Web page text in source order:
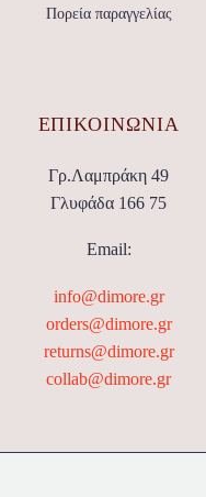
Πορεία παραγγελίας
ΕΠΙΚΟΙΝΩΝΊΑ
Γρ.Λαμπράκη 49
Γλυφάδα 166 75
Email:
info@dimore.gr
orders@dimore.gr
returns@dimore.gr
collab@dimore.gr